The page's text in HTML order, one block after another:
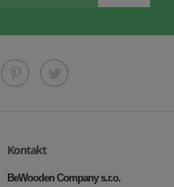
Kontakt
BeWooden Company s.r.o.